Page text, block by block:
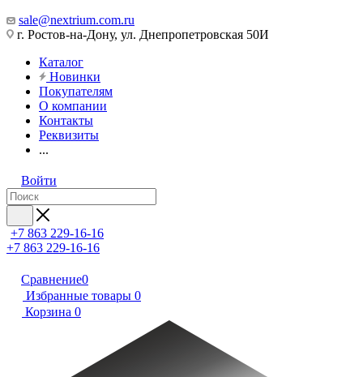
sale@nextrium.com.ru
г. Ростов-на-Дону, ул. Днепропетровская 50И
Каталог
Новинки
Покупателям
О компании
Контакты
Реквизиты
...
Войти
+7 863 229-16-16
+7 863 229-16-16
Сравнение0
Избранные товары 0
Корзина 0